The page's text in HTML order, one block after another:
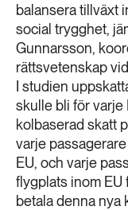
balansera tillväxt
social trygghet,
Gunnarsson,
rättsvetenskap
I studien
skulle bli för varje
kolbaserad skatt
varje
EU, och varje
flygplats inom EU
betala denna nya